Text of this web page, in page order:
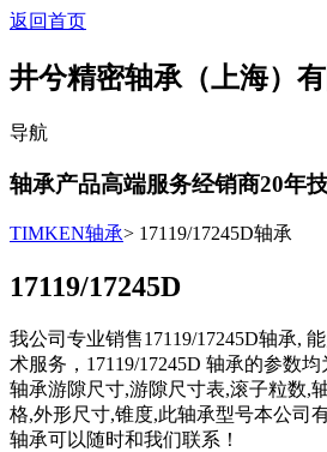
返回首页
井兮精密轴承（上海）
导航
轴承产品高端服务经销商20年
TIMKEN轴承> 17119/17245D轴承
17119/17245D
我公司专业销售17119/17245D轴承,
术服务，17119/17245D 轴承的参数
轴承游隙尺寸,游隙尺寸表,滚子粒数,
格,外形尺寸,锥度,此轴承型号本公司
轴承可以随时和我们联系！